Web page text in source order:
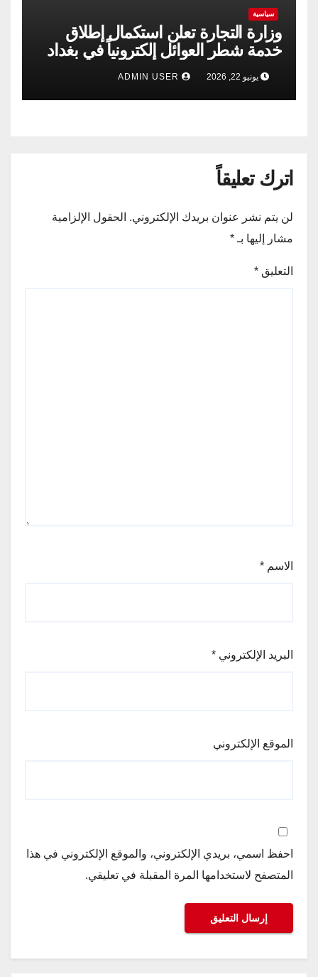
سياسية
وزارة التجارة تعلن استكمال إطلاق
خدمة شطر العوائل إلكترونياً في بغداد
وجميع المحافظات
يونيو 22, 2026
اترك تعليقاً
لن يتم نشر عنوان بريدك الإلكتروني. الحقول الإلزامية
مشار إليها بـ *
التعليق *
الاسم *
البريد الإلكتروني *
الموقع الإلكتروني
احفظ اسمي، بريدي الإلكتروني، والموقع الإلكتروني في هذا
المتصفح لاستخدامها المرة المقبلة في تعليقي.